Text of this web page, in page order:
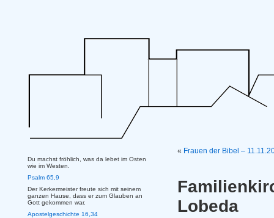
« Frauen der Bibel –
Lobeda
Du machst fröhlich, was da lebet im Osten
wie im Westen.
Psalm 65,9
Der Kerkermeister freute sich mit seinem
ganzen Hause, dass er zum Glauben an
Gott gekommen war.
Apostelgeschichte 16,34